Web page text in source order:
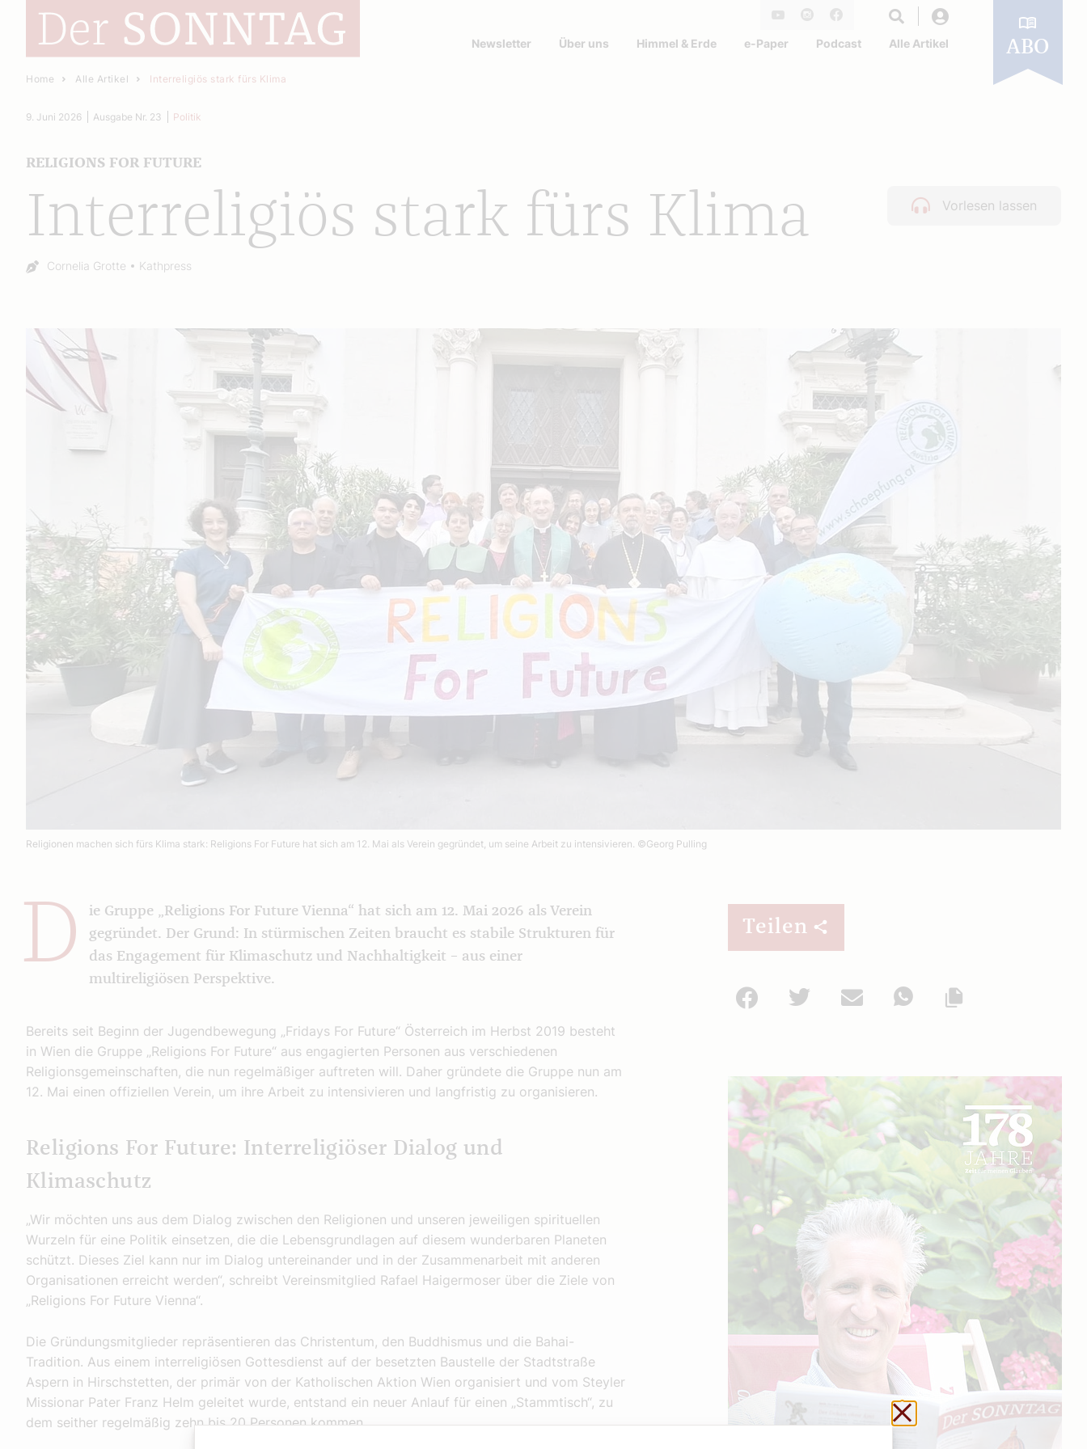
Facebook
Newsletter Über uns Himmel & Erde e-Paper Podcast Alle Artikel ABO
Home Alle Artikel Interreligiös stark fürs Klima
Vorlesen lassen
Interreligiös stark fürs Klima
RELIGIONS FOR FUTURE
9. Juni 2026 Ausgabe Nr. 23 Politik
Autor:
Cornelia Grotte Kathpress
Religionen machen sich fürs Klima stark: Religions For Future hat sich am 12. Mai als Verein gegründet, um seine Arbeit zu intensivieren. ©Georg Pulling
D
ie Gruppe „Religions For Future Vienna“ hat sich am 12. Mai 2026 als Verein
gegründet. Der Grund: In stürmischen Zeiten braucht es stabile Strukturen für
das Engagement für Klimaschutz und Nachhaltigkeit – aus einer
multireligiösen Perspektive.
Bereits seit Beginn der Jugendbewegung „Fridays For Future“ Österreich im Herbst 2019 besteht
in Wien die Gruppe „Religions For Future“ aus engagierten Personen aus verschiedenen
Religionsgemeinschaften, die nun regelmäßiger auftreten will. Daher gründete die Gruppe nun am
12. Mai einen offiziellen Verein, um ihre Arbeit zu intensivieren und langfristig zu organisieren.
Religions For Future: Interreligiöser Dialog und
Klimaschutz
„Wir möchten uns aus dem Dialog zwischen den Religionen und unseren jeweiligen spirituellen
Wurzeln für eine Politik einsetzen, die die Lebensgrundlagen auf diesem wunderbaren Planeten
schützt. Dieses Ziel kann nur im Dialog untereinander und in der Zusammenarbeit mit anderen
Organisationen erreicht werden“, schreibt Vereinsmitglied Rafael Haigermoser über die Ziele von
„Religions For Future Vienna“.
Die Gründungsmitglieder repräsentieren das Christentum, den Buddhismus und die Bahai-
Tradition. Aus einem interreligiösen Gottesdienst auf der besetzten Baustelle der Stadtstraße
Aspern in Hirschstetten, der primär von der Katholischen Aktion Wien organisiert und vom Steyler
Missionar Pater Franz Helm geleitet wurde, entstand ein neuer Anlauf für einen „Stammtisch“, zu
dem seither regelmäßig zehn bis 20 Personen kommen.
Teilen
Facebook
Twitter Mail
WhatsApp
Schließen ohne zu